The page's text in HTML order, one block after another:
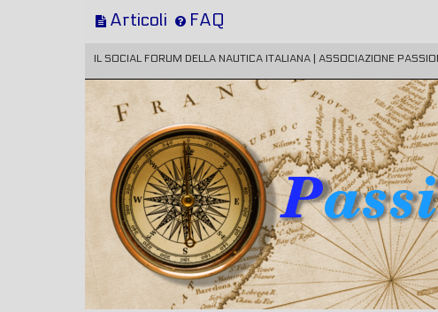
Articoli FAQ
IL SOCIAL FORUM DELLA NAUTICA ITALIANA | ASSOCIAZIONE